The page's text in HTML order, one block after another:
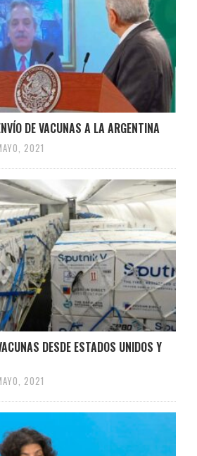
DE VACUNAS A LA ARGENTINA
2021
DESDE ESTADOS UNIDOS Y
2021